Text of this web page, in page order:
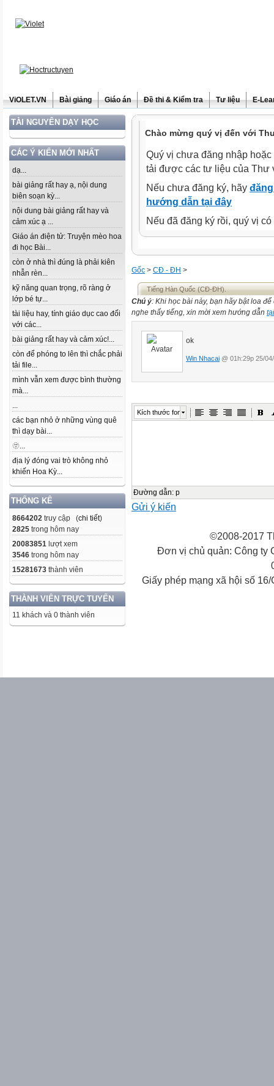
ViOLET.VN Bài giảng Giáo án Đề thi & Kiểm tra Tư liệu E-
TÀI NGUYÊN DẠY HỌC
CÁC Ý KIẾN MỚI NHẤT
dạ...
bài giảng rất hay ạ, nội dung
biên soạn kỳ...
nội dung bài giảng rất hay và
cảm xúc ạ ...
Giáo án điện tử: Truyện mèo hoa
đi học Bài...
còn ở nhà thì đúng là phải kiên
nhẫn rèn...
kỹ năng quan trọng, rõ ràng ở
lớp bé tự...
tài liệu hay, tính giáo dục cao đối
với các...
bài giảng rất hay và cảm xúc!...
còn để phóng to lên thì chắc phải
tải file...
mình vẫn xem được bình thường
mà...
...
các bạn nhỏ ở những vùng quê
thì dạy bài...
🫥...
địa lý đóng vai trò không nhỏ
khiến Hoa Kỳ...
THỐNG KÊ
8664202 truy cập (chi tiết)
2825 trong hôm nay
20083851 lượt xem
3546 trong hôm nay
15281673 thành viên
THÀNH VIÊN TRỰC TUYẾN
11 khách và 0 thành viên
Chào mừng quý vị đến với
Quý vị chưa đăng nhập
tải được các tư liệu của Thư
Nếu chưa đăng ký, hãy
hướng dẫn tại đây
Nếu đã đăng ký rồi, quý vị
Gốc > CĐ - ĐH >
Tiếng Hàn Quốc (CĐ-ĐH).
Chú ý: Khi học bài này, bạn hãy bật loa
nghe thấy tiếng, xin mời xem hướng dẫn
ok
Win Nhacai @ 01h:29p 25/
Kích thước font
Đường dẫn: p
Gửi ý kiến
©2008-2017
Đơn vị chủ quản: Công ty
Giấy phép mạng xã hội số